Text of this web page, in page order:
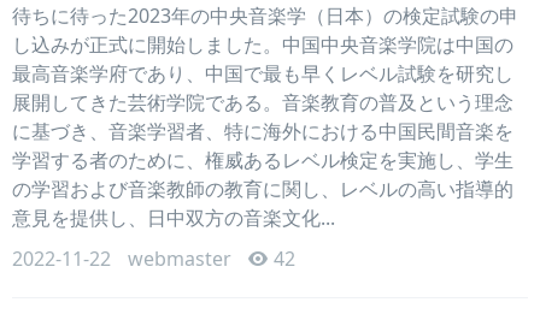
待ちに待った2023年の中央音楽学（日本）の検定試験の申
し込みが正式に開始しました。中国中央音楽学院は中国の
最高音楽学府であり、中国で最も早くレベル試験を研究し
展開してきた芸術学院である。音楽教育の普及という理念
に基づき、音楽学習者、特に海外における中国民間音楽を
学習する者のために、権威あるレベル検定を実施し、学生
の学習および音楽教師の教育に関し、レベルの高い指導的
意見を提供し、日中双方の音楽文化...
2022-11-22
webmaster 42